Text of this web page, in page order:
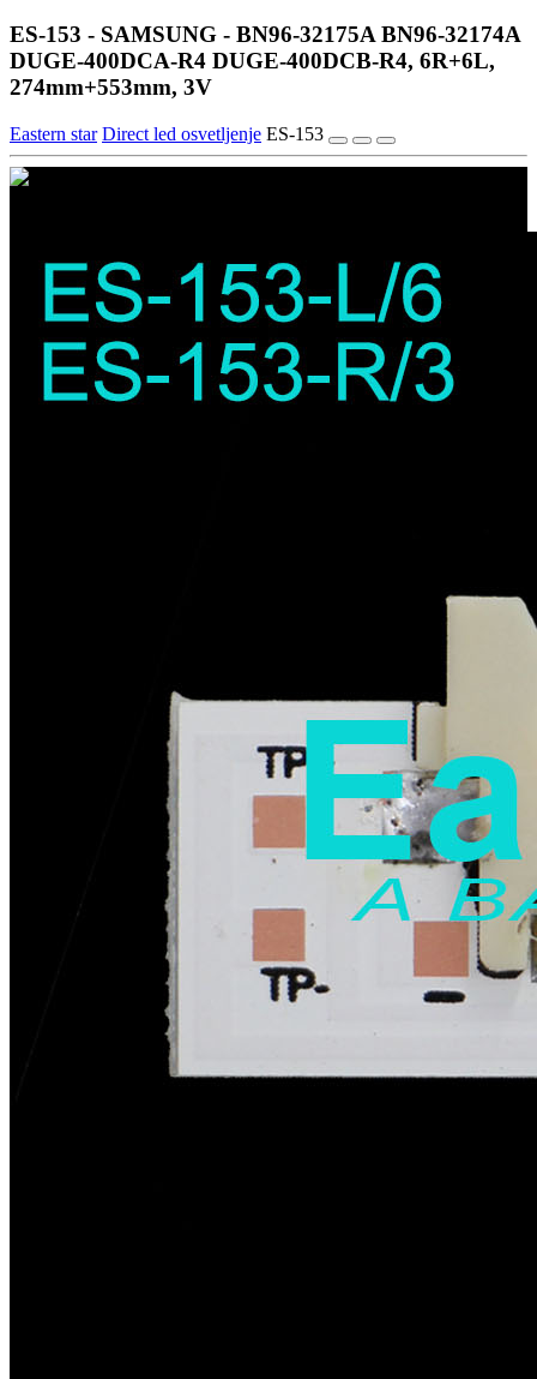
ES-153 - SAMSUNG - BN96-32175A BN96-32174A
DUGE-400DCA-R4 DUGE-400DCB-R4, 6R+6L,
274mm+553mm, 3V
Eastern star Direct led osvetljenje ES-153